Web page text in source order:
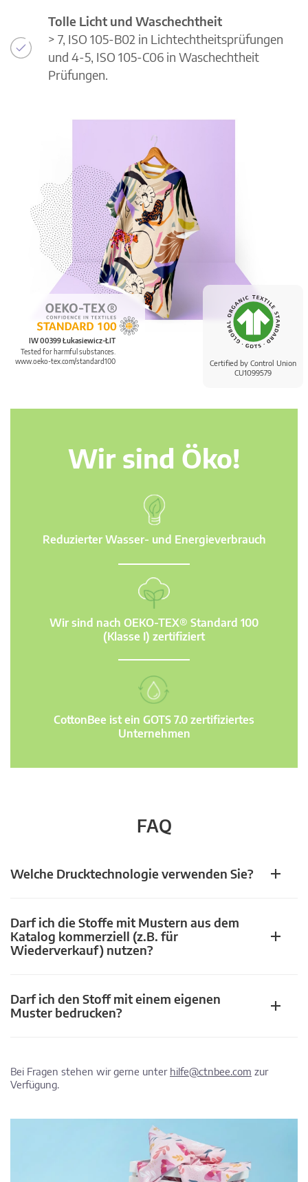
Certified by Control Union
CU1099579
IW 00399 Łukasiewicz-ŁIT
Tested for harmful substances.
www.oeko-tex.com/standard100
Tolle Licht und Waschechtheit
> 7, ISO 105-B02 in Lichtechtheitsprüfungen
und 4-5, ISO 105-C06 in Waschechtheit
Prüfungen.
Wir sind Öko!
Reduzierter Wasser- und Energieverbrauch
Wir sind nach OEKO-TEX® Standard 100
(Klasse I) zertifiziert
CottonBee ist ein GOTS 7.0 zertifiziertes
Unternehmen
FAQ
Welche Drucktechnologie verwenden Sie?
Darf ich die Stoffe mit Mustern aus dem
Katalog kommerziell (z.B. für
Wiederverkauf) nutzen?
Darf ich den Stoff mit einem eigenen
Muster bedrucken?
Bei Fragen stehen wir gerne unter hilfe@ctnbee.com zur
Verfügung.